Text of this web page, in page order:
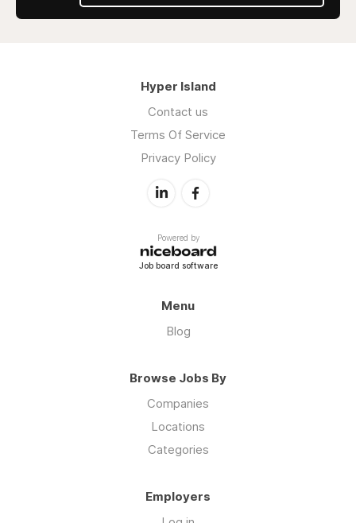
Hyper Island
Contact us
Terms Of Service
Privacy Policy
Powered by
Job board software
Menu
Blog
Browse Jobs By
Companies
Locations
Categories
Employers